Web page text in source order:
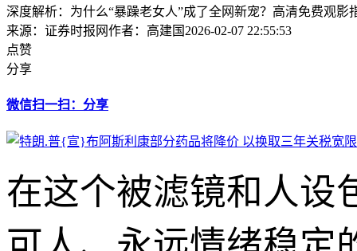
深度解析：为什么“暴躁老女人”成了全网新宠？高清免费观影
来源：证券时报网作者：高建国 2026-02-07 22:55:53
点赞
分享
微信扫一扫：分享
在这个被滤镜和人设